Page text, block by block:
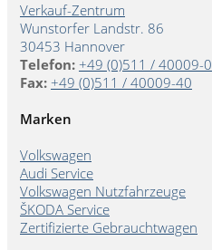
Verkauf-Zentrum
Wunstorfer Landstr. 86
30453 Hannover
Telefon: +49 (0)511 / 40009-0
Fax: +49 (0)511 / 40009-40
Marken
Volkswagen
Audi Service
Volkswagen Nutzfahrzeuge
ŠKODA Service
Zertifizierte Gebrauchtwagen